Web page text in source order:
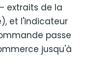
— extraits de la
et l'indicateur
passe
jusqu'à